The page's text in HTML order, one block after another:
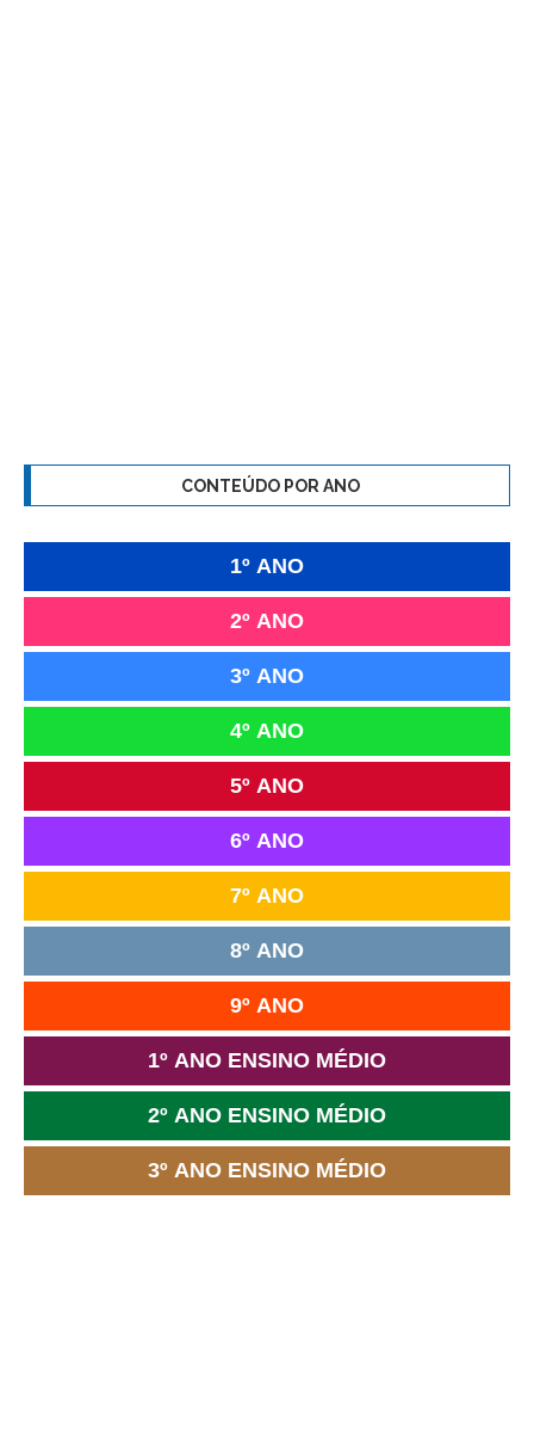
CONTEÚDO POR ANO
1º ANO
2º ANO
3º ANO
4º ANO
5º ANO
6º ANO
7º ANO
8º ANO
9º ANO
1º ANO ENSINO MÉDIO
2º ANO ENSINO MÉDIO
3º ANO ENSINO MÉDIO